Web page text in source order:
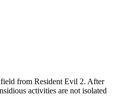
from Resident Evil 2. After
activities are not isolated